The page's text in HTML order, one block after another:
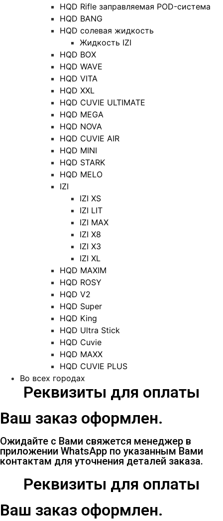
HQD Rifle заправляемая POD-система
HQD BANG
HQD солевая жидкость
Жидкость IZI
HQD BOX
HQD WAVE
HQD VITA
HQD XXL
HQD CUVIE ULTIMATE
HQD MEGA
HQD NOVA
HQD CUVIE AIR
HQD MINI
HQD STARK
HQD MELO
IZI
IZI XS
IZI LIT
IZI MAX
IZI X8
IZI X3
IZI XL
HQD MAXIM
HQD ROSY
HQD V2
HQD Super
HQD King
HQD Ultra Stick
HQD Cuvie
HQD MAXX
HQD CUVIE PLUS
Во всех городах
Реквизиты для оплаты
Ваш заказ оформлен.
Ожидайте с Вами свяжется менеджер в
приложении WhatsApp по указанным Вами
контактам для уточнения деталей заказа.
Реквизиты для оплаты
Ваш заказ оформлен.